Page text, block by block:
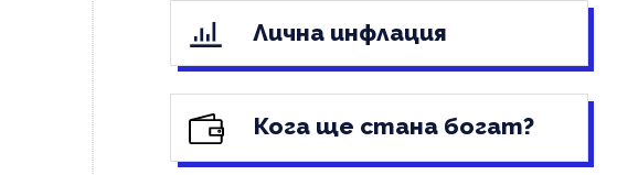
Лична инфлация
Кога ще стана богат?